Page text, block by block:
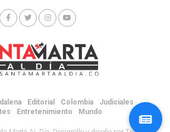
Editorial Colombia
Judiciales
Entretenimiento Mundo